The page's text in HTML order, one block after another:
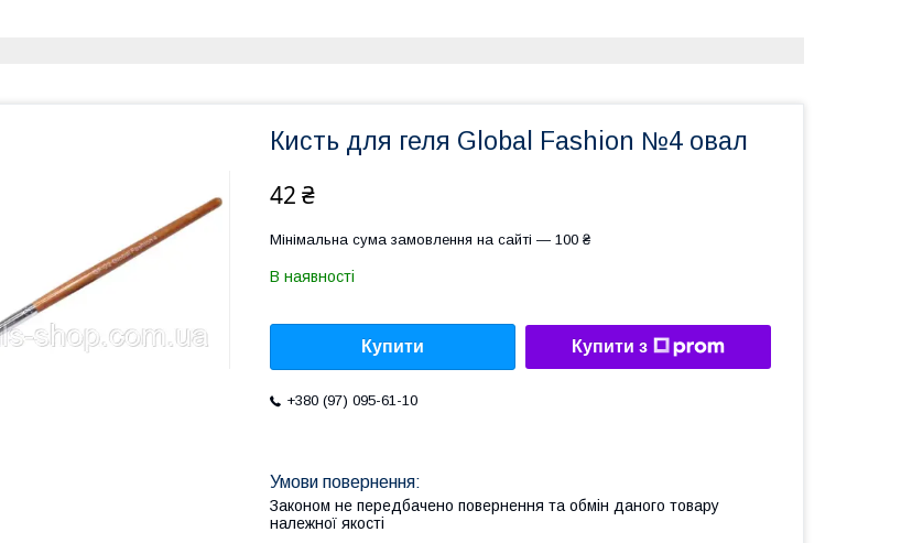
Кисть для геля Global Fashion №4 овал
42 ₴
Мінімальна сума замовлення на сайті — 100 ₴
В наявності
Купити Купити з
+380 (97) 095-61-10
Законом не передбачено повернення та обмін даного товару
належної якості